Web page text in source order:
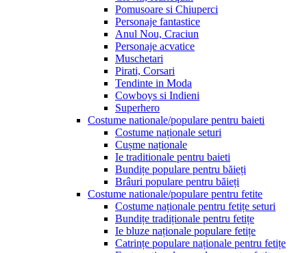
Pomusoare si Chiuperci
Personaje fantastice
Anul Nou, Craciun
Personaje acvatice
Muschetari
Pirati, Corsari
Tendinte in Moda
Cowboys si Indieni
Superhero
Costume nationale/populare pentru baieti
Costume naționale seturi
Cușme naționale
Ie traditionale pentru baieti
Bundițe populare pentru băieți
Brâuri populare pentru băieți
Costume nationale/populare pentru fetite
Costume naționale pentru fetițe seturi
Bundițe tradiționale pentru fetițe
Ie bluze naționale populare fetițe
Catrințe populare naționale pentru fetițe